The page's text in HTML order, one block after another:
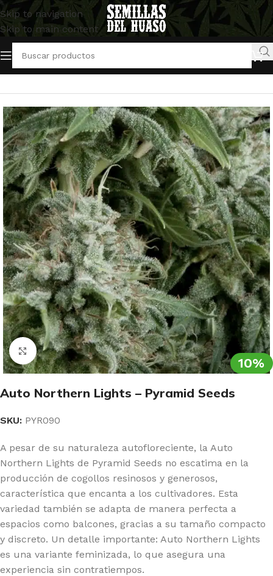
Skip to navigation
Skip to main content
Inicio/Semillas Autoflorecientes/Pyramid Seeds
10%
Clic para ampliar
Auto Northern Lights – Pyramid Seeds
SKU: PYR090
A pesar de su naturaleza autofloreciente, la Auto
Northern Lights de Pyramid Seeds no escatima en la
producción de cogollos resinosos y generosos,
característica que encanta a los cultivadores. Esta
variedad también se adapta de manera perfecta a
espacios como balcones, gracias a su tamaño compacto
y discreto. Un detalle importante: Auto Northern Lights
es una variante feminizada, lo que asegura una
experiencia sin contratiempos.